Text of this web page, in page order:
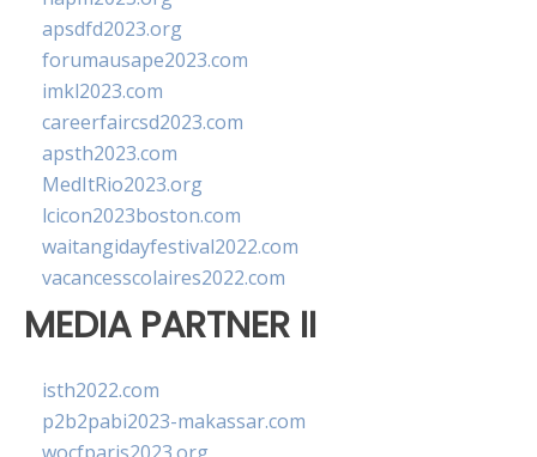
apsdfd2023.org
forumausape2023.com
imkl2023.com
careerfaircsd2023.com
apsth2023.com
MedItRio2023.org
lcicon2023boston.com
waitangidayfestival2022.com
vacancesscolaires2022.com
MEDIA PARTNER II
isth2022.com
p2b2pabi2023-makassar.com